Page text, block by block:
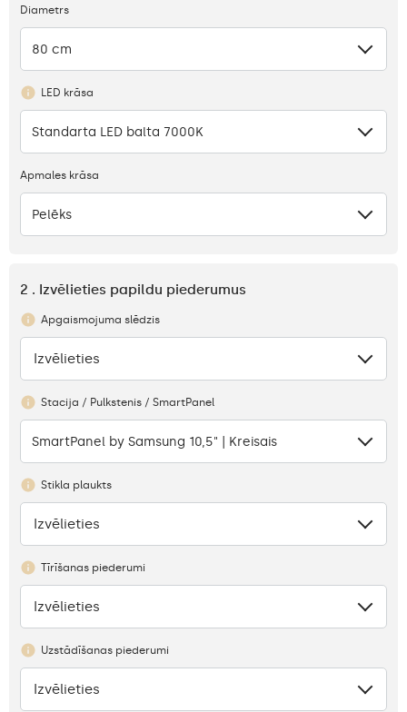
Diametrs
80 cm
LED krāsa
Standarta LED balta 7000K
Apmales krāsa
Pelēks
2 . Izvēlieties papildu piederumus
Apgaismojuma slēdzis
Nav
Izvēlieties
Stacija / Pulkstenis / SmartPanel
SmartPanel by Samsung 10,5" | Kreisais
Stikla plaukts
Trūkums
Izvēlieties
Tīrīšanas piederumi
Nav
Izvēlieties
Uzstādīšanas piederumi
Nav
Izvēlieties